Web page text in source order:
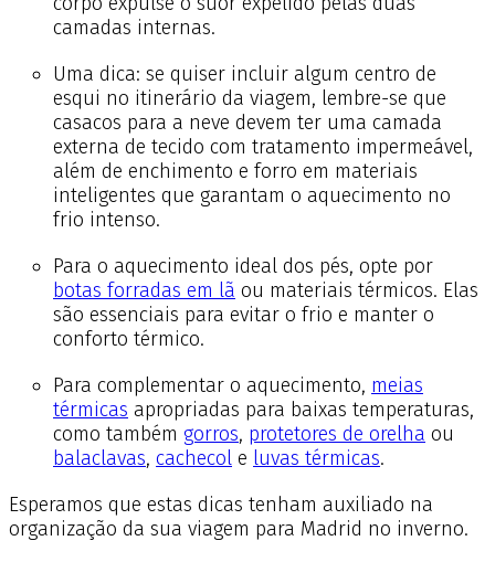
camadas internas.
Uma dica: se quiser incluir algum centro de
esqui no itinerário da viagem, lembre-se que
casacos para a neve devem ter uma camada
externa de tecido com tratamento impermeável,
além de enchimento e forro em materiais
inteligentes que garantam o aquecimento no
frio intenso.
Para o aquecimento ideal dos pés, opte por
botas forradas em lã ou materiais térmicos. Elas
são essenciais para evitar o frio e manter o
conforto térmico.
Para complementar o aquecimento, meias
térmicas apropriadas para baixas temperaturas,
como também gorros, protetores de orelha ou
balaclavas, cachecol e luvas térmicas.
Esperamos que estas dicas tenham auxiliado na
organização da sua viagem para Madrid no inverno.